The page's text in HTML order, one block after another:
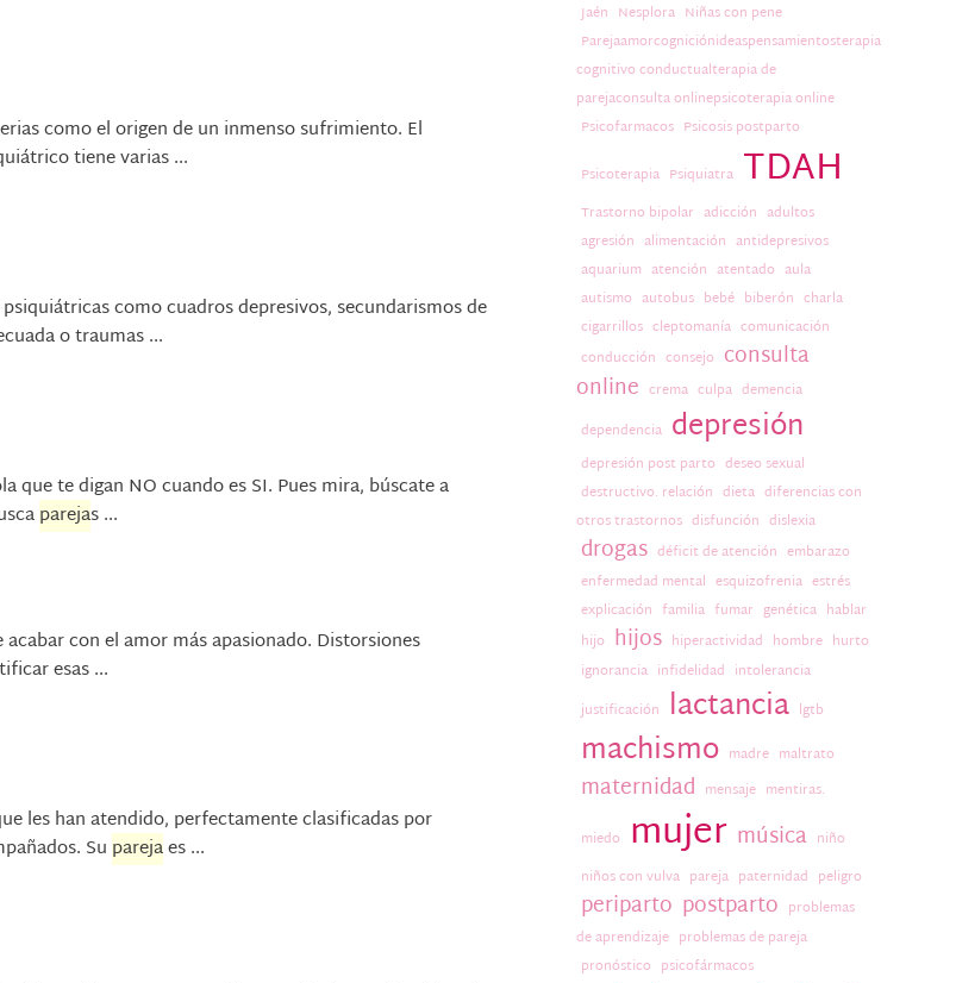
como el origen de un inmenso sufrimiento. El
tiene varias ...
como cuadros depresivos, secundarismos de
o traumas ...
que te digan NO cuando es SI. Pues mira, búscate a
parejas ...
con el amor más apasionado. Distorsiones
esas ...
les han atendido, perfectamente clasificadas por
Su parejaes ...
Jaén Nesplora Niñas con pene
Parejaamorcogniciónideaspensamientosterapia
cognitivo conductualterapia de
parejaconsulta onlinepsicoterapia online
Psicofarmacos Psicosis postparto
Psicoterapia Psiquiatra TDAH
Trastorno bipolar adicción adultos
agresión alimentación antidepresivos
aquarium atención atentado aula
autismo autobus bebé biberón charla
cigarrillos cleptomanía comunicación
conducción consejo consulta
online crema culpa demencia
dependencia depresión
depresión post parto deseo sexual
destructivo. relación dieta diferencias con
otros trastornos disfunción dislexia
drogas déficit de atención embarazo
enfermedad mental esquizofrenia estrés
explicación familia fumar genética hablar
hijo hijos hiperactividad hombre hurto
ignorancia infidelidad intolerancia
justificación lactancia lgtb
machismo madre maltrato
maternidad mensaje mentiras.
miedo mujer música niño
niños con vulva pareja paternidad peligro
periparto postparto problemas
de aprendizaje problemas de pareja
pronóstico psicofármacos